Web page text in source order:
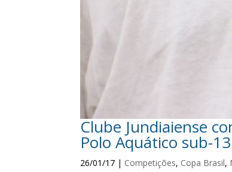
Clube Jundiaiense
Polo Aquático sub-
26/01/17 | Competições, Copa Brasil,